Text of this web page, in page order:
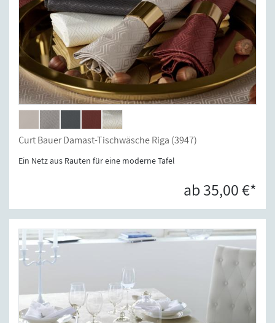
Curt Bauer Damast-Tischwäsche Riga (3947)
Ein Netz aus Rauten für eine moderne Tafel
ab 35,00 €*